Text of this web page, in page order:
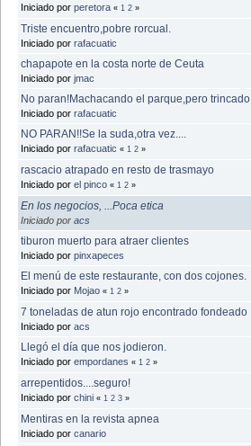
Iniciado por peretora « 1 2 »
Triste encuentro,pobre rorcual.
Iniciado por rafacuatic
chapapote en la costa norte de Ceuta
Iniciado por jmac
No paran!Machacando el parque,pero trincado.
Iniciado por rafacuatic
NO PARAN!!Se la suda,otra vez....
Iniciado por rafacuatic « 1 2 »
rascacio atrapado en resto de trasmayo
Iniciado por el pinco « 1 2 »
En los negocios, ...Poca etica
Iniciado por acs
tiburon muerto para atraer clientes
Iniciado por pinxapeces
El menú de este restaurante, con dos cojones.
Iniciado por Mojao « 1 2 »
7 toneladas de atun rojo encontrado fondeado
Iniciado por acs
Llegó el día que nos jodieron.
Iniciado por empordanes « 1 2 »
arrepentidos....seguro!
Iniciado por chini « 1 2 3 »
Mentiras en la revista apnea
Iniciado por canario